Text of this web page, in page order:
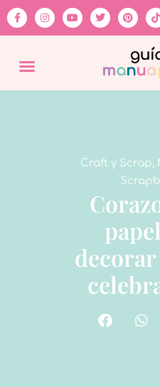
Craft y Scrap,